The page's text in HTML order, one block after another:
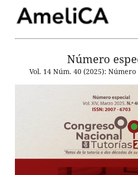
Número
Vol. 14 Núm. 40 (2025): Número